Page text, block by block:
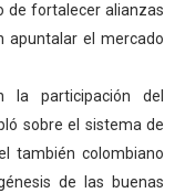
de fortalecer alianzas
apuntalar el mercado
la participación del
sobre el sistema de
también colombiano
de las buenas